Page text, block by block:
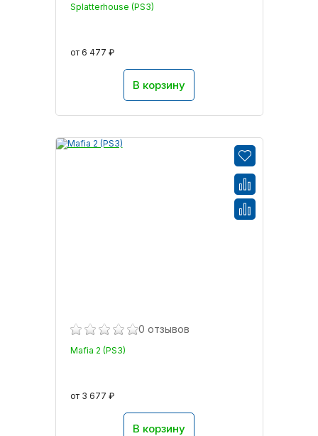
Splatterhouse (PS3)
от 6 477 ₽
В корзину
0 отзывов
Mafia 2 (PS3)
от 3 677 ₽
В корзину